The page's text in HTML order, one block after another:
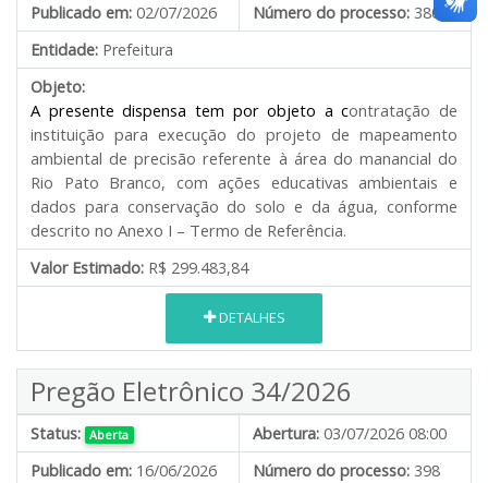
Publicado em: 02/07/2026 Número do processo: 380
Entidade: Prefeitura
Objeto:
A presente dispensa tem por objeto a contratação de
instituição para execução do projeto de mapeamento
ambiental de precisão referente à área do manancial do
Rio Pato Branco, com ações educativas ambientais e
dados para conservação do solo e da água, conforme
descrito no Anexo I – Termo de Referência.
Valor Estimado: R$ 299.483,84
DETALHES
Pregão Eletrônico 34/2026
Status: Aberta Abertura: 03/07/2026 08:00
Publicado em: 16/06/2026 Número do processo: 398